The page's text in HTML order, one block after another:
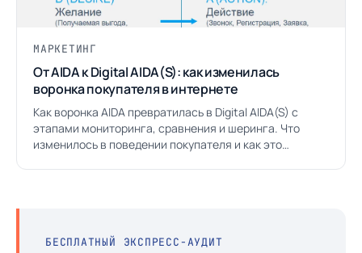
МАРКЕТИНГ
От AIDA к Digital AIDA(S): как изменилась
воронка покупателя в интернете
Как воронка AIDA превратилась в Digital AIDA(S) с
этапами мониторинга, сравнения и шеринга. Что
изменилось в поведении покупателя и как это
БЕСПЛАТНЫЙ ЭКСПРЕСС-АУДИТ